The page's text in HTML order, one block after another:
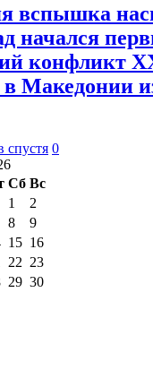
вспышка
начался
конфликт
Македонии
спустя 0
Сб Вс
1
2
8
9
15 16
22 23
29 30